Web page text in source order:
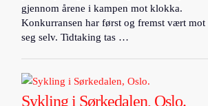
gjennom årene i kampen mot klokka.
Konkurransen har først og fremst vært mot
seg selv. Tidtaking tas …
Sykling i Sørkedalen, Oslo.